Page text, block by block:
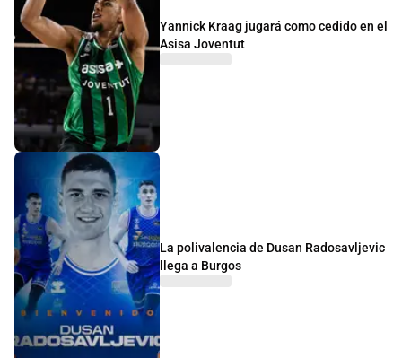
Yannick Kraag jugará como cedido en el
Asisa Joventut
La polivalencia de Dusan Radosavljevic
llega a Burgos